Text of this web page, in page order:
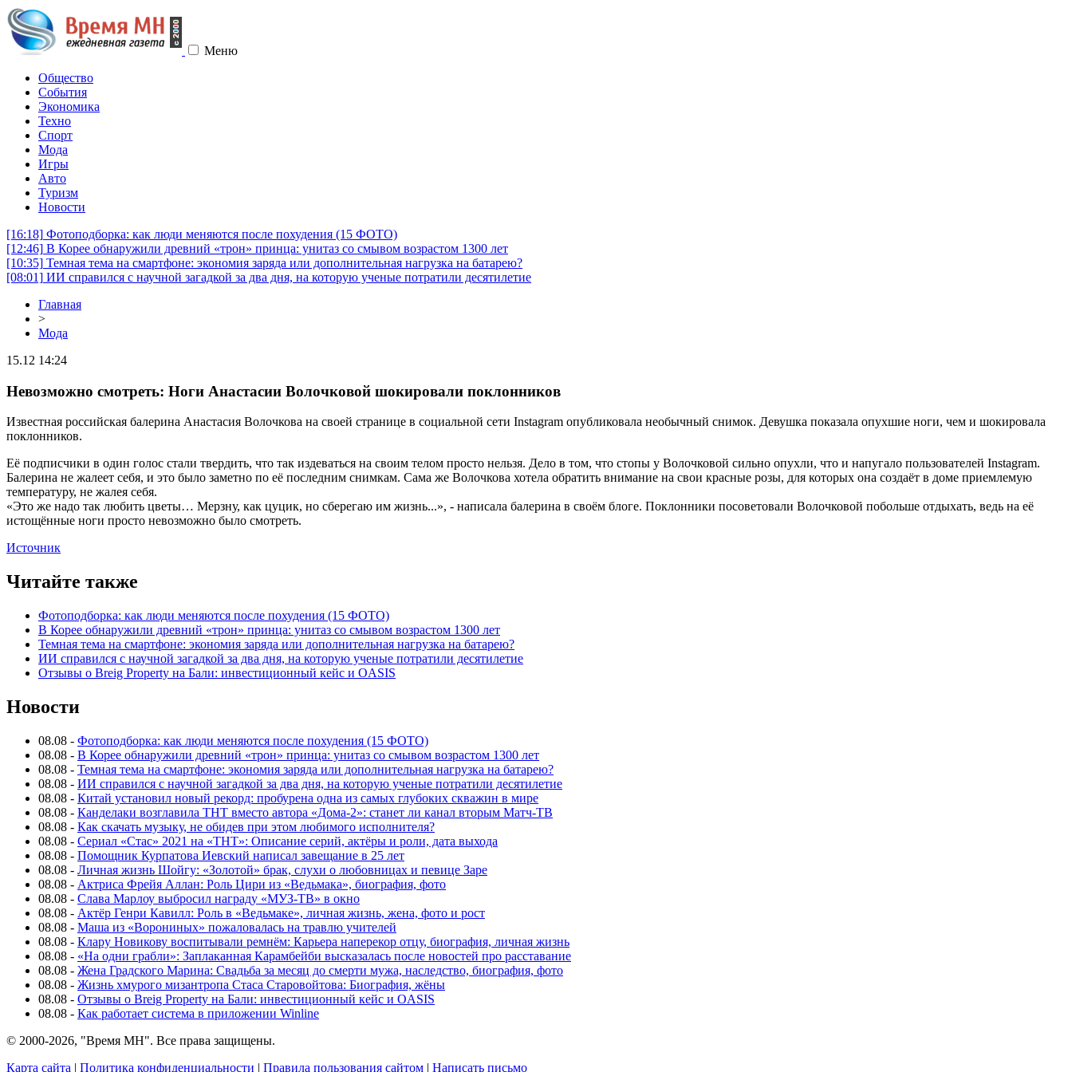
Меню
Общество
События
Экономика
Техно
Спорт
Мода
Игры
Авто
Туризм
Новости
[16:18] Фотоподборка: как люди меняются после похудения (15 ФОТО)
[12:46] В Корее обнаружили древний «трон» принца: унитаз со смывом возрастом 1300 лет
[10:35] Темная тема на смартфоне: экономия заряда или дополнительная нагрузка на батарею?
[08:01] ИИ справился с научной загадкой за два дня, на которую ученые потратили десятилетие
Главная
>
Мода
15.12 14:24
Невозможно смотреть: Ноги Анастасии Волочковой шокировали поклонников
Известная российская балерина Анастасия Волочкова на своей странице в социальной сети Instagram опубликовала необычный снимок. Девушка показала опухшие ноги, чем и шокировала
поклонников.
Её подписчики в один голос стали твердить, что так издеваться на своим телом просто нельзя. Дело в том, что стопы у Волочковой сильно опухли, что и напугало пользователей Instagram.
Балерина не жалеет себя, и это было заметно по её последним снимкам. Сама же Волочкова хотела обратить внимание на свои красные розы, для которых она создаёт в доме приемлемую
температуру, не жалея себя.
«Это же надо так любить цветы… Мерзну, как цуцик, но сберегаю им жизнь...», - написала балерина в своём блоге. Поклонники посоветовали Волочковой побольше отдыхать, ведь на её
истощённые ноги просто невозможно было смотреть.
Источник
Читайте также
Фотоподборка: как люди меняются после похудения (15 ФОТО)
В Корее обнаружили древний «трон» принца: унитаз со смывом возрастом 1300 лет
Темная тема на смартфоне: экономия заряда или дополнительная нагрузка на батарею?
ИИ справился с научной загадкой за два дня, на которую ученые потратили десятилетие
Отзывы о Breig Property на Бали: инвестиционный кейс и OASIS
Новости
08.08 - Фотоподборка: как люди меняются после похудения (15 ФОТО)
08.08 - В Корее обнаружили древний «трон» принца: унитаз со смывом возрастом 1300 лет
08.08 - Темная тема на смартфоне: экономия заряда или дополнительная нагрузка на батарею?
08.08 - ИИ справился с научной загадкой за два дня, на которую ученые потратили десятилетие
08.08 - Китай установил новый рекорд: пробурена одна из самых глубоких скважин в мире
08.08 - Канделаки возглавила ТНТ вместо автора «Дома-2»: станет ли канал вторым Матч-ТВ
08.08 - Как скачать музыку, не обидев при этом любимого исполнителя?
08.08 - Сериал «Стас» 2021 на «ТНТ»: Описание серий, актёры и роли, дата выхода
08.08 - Помощник Курпатова Иевский написал завещание в 25 лет
08.08 - Личная жизнь Шойгу: «Золотой» брак, слухи о любовницах и певице Заре
08.08 - Актриса Фрейя Аллан: Роль Цири из «Ведьмака», биография, фото
08.08 - Слава Марлоу выбросил награду «МУЗ-ТВ» в окно
08.08 - Актёр Генри Кавилл: Роль в «Ведьмаке», личная жизнь, жена, фото и рост
08.08 - Маша из «Ворониных» пожаловалась на травлю учителей
08.08 - Клару Новикову воспитывали ремнём: Карьера наперекор отцу, биография, личная жизнь
08.08 - «На одни грабли»: Заплаканная Карамбейби высказалась после новостей про расставание
08.08 - Жена Градского Марина: Свадьба за месяц до смерти мужа, наследство, биография, фото
08.08 - Жизнь хмурого мизантропа Стаса Старовойтова: Биография, жёны
08.08 - Отзывы о Breig Property на Бали: инвестиционный кейс и OASIS
08.08 - Как работает система в приложении Winline
© 2000-2026, "Время МН". Все права защищены.
Карта сайта | Политика конфиденциальности | Правила пользования сайтом | Написать письмо